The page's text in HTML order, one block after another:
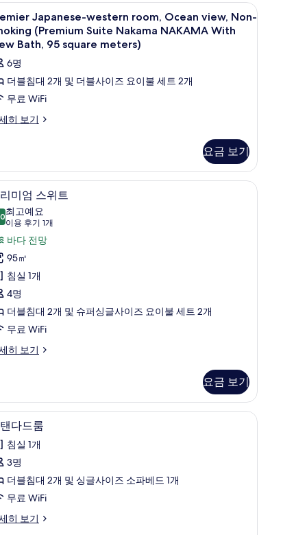
1 개의 침실, 고급 침구, 객실 내 금고, 책상
7
Japanese-western room, Ocean view, Non-
(Premium Suite Nakama NAKAMA With
Bath, 95 square meters)
6명
더블침대 2개 및 더블사이즈 요이불 세트 2개
무료 WiFi
히 보기
요금 보기
프리미엄 스위트 | 1 개의 침실, 고급 침구, 객실
19미엄 스위트
점 만점 중 10점
최고예요
이용 후기 1개
(이
용
후
기
개)
바다 전망
95㎡
침실 1개
4명
더블침대 2개 및 슈퍼싱글사이즈 요이불 세트 2개
무료 WiFi
히 보기
요금 보기
1 개의 침실, 고급 침구, 객실 내 금고, 책상
5 다드룸
침실 1개
3명
더블침대 2개 및 싱글사이즈 소파베드 1개
무료 WiFi
히 보기